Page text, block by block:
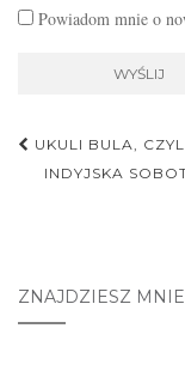
Powiadom mnie o
postu
UKULI BULA,
INDYJSKA
ZNAJDZIESZ MNIE